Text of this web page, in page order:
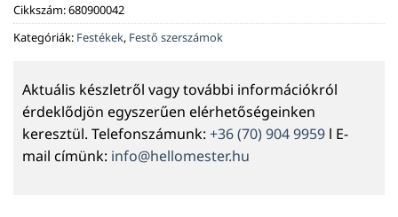
Cikkszám:680900042
Kategóriák: Festékek, Festő szerszámok
Aktuális készletről vagy további információkról
érdeklődjön egyszerűen elérhetőségeinken
keresztül. Telefonszámunk: +36 (70) 904 9959 l E-
mail címünk: info@hellomester.hu